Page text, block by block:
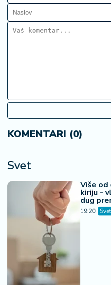
KOMENTARI (0)
Svet
Više od
kiriju -
dug
19:20 Svet